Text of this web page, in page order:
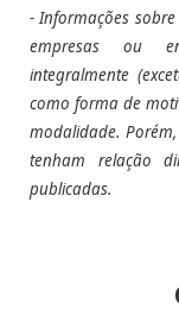
- Informações
empresas ou
integralmente
como forma de
modalidade.
tenham relação
publicadas.